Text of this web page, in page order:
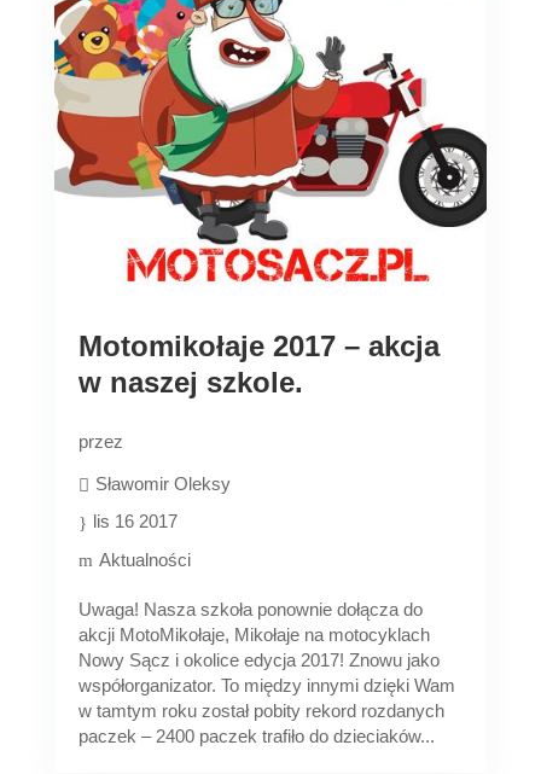
Motomikołaje 2017 – akcja
w naszej szkole.
przez
Sławomir Oleksy
lis 16 2017
Aktualności
Uwaga! Nasza szkoła ponownie dołącza do
akcji MotoMikołaje, Mikołaje na motocyklach
Nowy Sącz i okolice edycja 2017! Znowu jako
współorganizator. To między innymi dzięki Wam
w tamtym roku został pobity rekord rozdanych
paczek – 2400 paczek trafiło do dzieciaków...